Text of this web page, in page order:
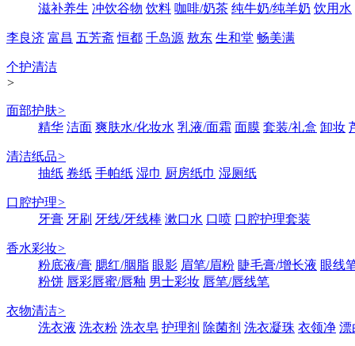
滋补养生 冲饮谷物 饮料 咖啡/奶茶 纯牛奶/纯羊奶 饮用水
李良济 富昌 五芳斋 恒都 千岛源 敖东 生和堂 畅美满
个护清洁
>
面部护肤>
精华 洁面 爽肤水/化妆水 乳液/面霜 面膜 套装/礼盒 卸妆
清洁纸品>
抽纸 卷纸 手帕纸 湿巾 厨房纸巾 湿厕纸
口腔护理>
牙膏 牙刷 牙线/牙线棒 漱口水 口喷 口腔护理套装
香水彩妆>
粉底液/膏 腮红/胭脂 眼影 眉笔/眉粉 睫毛膏/增长液 眼线
粉饼 唇彩唇蜜/唇釉 男士彩妆 唇笔/唇线笔
衣物清洁>
洗衣液 洗衣粉 洗衣皂 护理剂 除菌剂 洗衣凝珠 衣领净 漂